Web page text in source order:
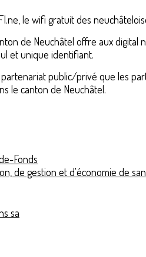
le wifi gratuit des
de Neuchâtel offre aux
et unique identifiant.
public/privé que les
le canton de Neuchâtel.
Fonds
de gestion et d'économie de
sa